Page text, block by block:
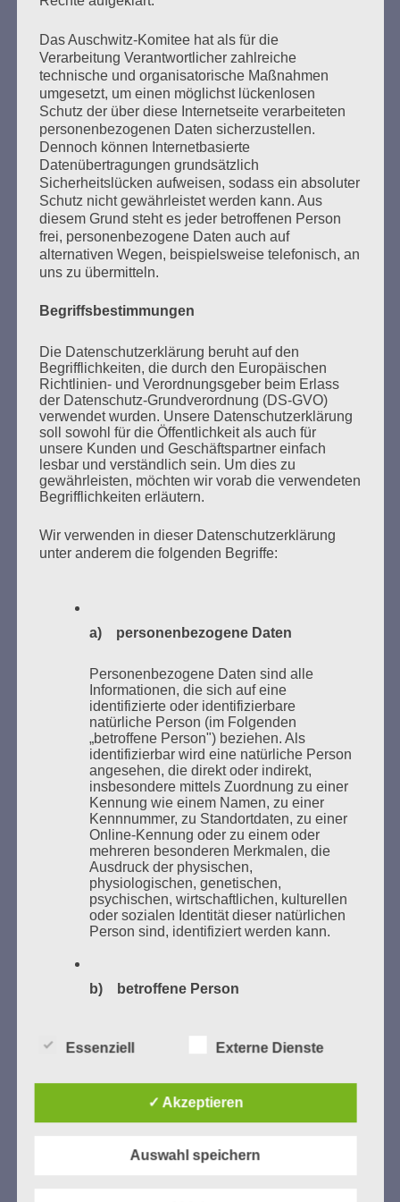
der
Beiträge
Zurück 19
Wer gegen Nazis kämpft, kann sich auf den Staat
nicht verlassen.
Esther Bejarano - 17. November 2015
SUCHEN
NACH:
MARATHONLESUNG AUS DEN
VERBRANNTEN BÜCHERN
Donnerstag, 21. Mai 2026, 11 – 18 Uhr
Zum 26. Mal gibt es eine Marathonlesung anlässlich
des Gedenkens an die Verbrennung von Büchern am
Kaifu-Ufer – genau an dem Ort, wo im Mai 1933 NS-
Studentenorganisationen und Burschenschaftler
Bücher verbrannten.
Weitere Informationen:lesezeichen-setzen.de
GEDENKEN UND ERINNERN BEGINNT IN
UNSERER NACHBARSCHAFT
Das Auschwitz-Komitee hat als für die
Verarbeitung Verantwortlicher zahlreiche
technische und organisatorische Maßnahmen
umgesetzt, um einen möglichst lückenlosen
Schutz der über diese Internetseite verarbeiteten
personenbezogenen Daten sicherzustellen.
Dennoch können Internetbasierte
Datenübertragungen grundsätzlich
Sicherheitslücken aufweisen, sodass ein absoluter
Schutz nicht gewährleistet werden kann. Aus
diesem Grund steht es jeder betroffenen Person
frei, personenbezogene Daten auch auf
alternativen Wegen, beispielsweise telefonisch, an
uns zu übermitteln.
Begriffsbestimmungen
Die Datenschutzerklärung beruht auf den
Begrifflichkeiten, die durch den Europäischen
Richtlinien- und Verordnungsgeber beim Erlass
der Datenschutz-Grundverordnung (DS-GVO)
verwendet wurden. Unsere Datenschutzerklärung
soll sowohl für die Öffentlichkeit als auch für
unsere Kunden und Geschäftspartner einfach
lesbar und verständlich sein. Um dies zu
gewährleisten, möchten wir vorab die verwendeten
Begrifflichkeiten erläutern.
Wir verwenden in dieser Datenschutzerklärung
unter anderem die folgenden Begriffe:
a) personenbezogene Daten
Personenbezogene Daten sind alle
Informationen, die sich auf eine
identifizierte oder identifizierbare
natürliche Person (im Folgenden
„betroffene Person") beziehen. Als
identifizierbar wird eine natürliche Person
angesehen, die direkt oder indirekt,
insbesondere mittels Zuordnung zu einer
Kennung wie einem Namen, zu einer
Kennnummer, zu Standortdaten, zu einer
Online-Kennung oder zu einem oder
mehreren besonderen Merkmalen, die
Ausdruck der physischen,
physiologischen, genetischen,
psychischen, wirtschaftlichen, kulturellen
oder sozialen Identität dieser natürlichen
Person sind, identifiziert werden kann.
b) betroffene Person
oder identifizierbare natürliche Person,
verarbeitet werden.
c) Verarbeitung
Essenziell Externe Dienste
✓ Akzeptieren
Auswahl speichern